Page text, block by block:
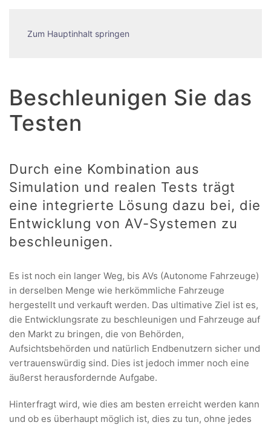
Zum Hauptinhalt springen
Beschleunigen Sie das
Testen
Durch eine Kombination aus
Simulation und realen Tests trägt
eine integrierte Lösung dazu bei, die
Entwicklung von AV-Systemen zu
beschleunigen.
Es ist noch ein langer Weg, bis AVs (Autonome Fahrzeuge)
in derselben Menge wie herkömmliche Fahrzeuge
hergestellt und verkauft werden. Das ultimative Ziel ist es,
die Entwicklungsrate zu beschleunigen und Fahrzeuge auf
den Markt zu bringen, die von Behörden,
Aufsichtsbehörden und natürlich Endbenutzern sicher und
vertrauenswürdig sind. Dies ist jedoch immer noch eine
äußerst herausfordernde Aufgabe.
Hinterfragt wird, wie dies am besten erreicht werden kann
und ob es überhaupt möglich ist, dies zu tun, ohne jedes